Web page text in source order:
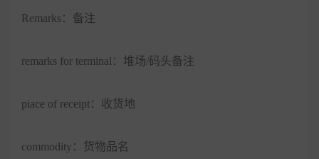
Remarks：备注
remarks for terminal：堆场/码头备注
piace of receipt：收货地
commodity：货物品名